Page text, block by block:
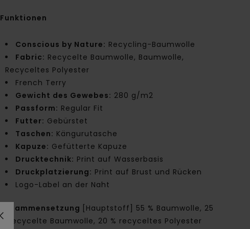
Funktionen
Conscious by Nature: Recycling-Baumwolle
Fabric: Recycelte Baumwolle, Baumwolle,
Recyceltes Polyester
French Terry
Gewicht des Gewebes: 280 g/m2
Passform: Regular Fit
Futter: Gebürstet
Taschen: Kängurutasche
Kapuze: Gefütterte Kapuze
Drucktechnik: Print auf Wasserbasis
Druckplatzierung: Print auf Brust und Rücken
Logo-Label an der Naht
Zusammensetzung
[Hauptstoff] 55 % Baumwolle, 25
% recycelte Baumwolle, 20 % recyceltes Polyester